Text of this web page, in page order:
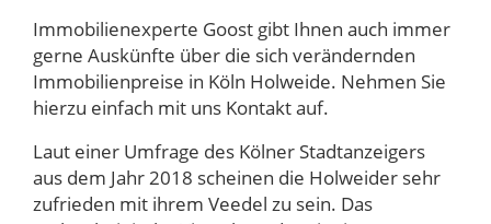
Immobilienexperte Goost gibt Ihnen auch immer
gerne Auskünfte über die sich verändernden
Immobilienpreise in Köln Holweide. Nehmen Sie
hierzu einfach mit uns Kontakt auf.
Laut einer Umfrage des Kölner Stadtanzeigers
aus dem Jahr 2018 scheinen die Holweider sehr
zufrieden mit ihrem Veedel zu sein. Das